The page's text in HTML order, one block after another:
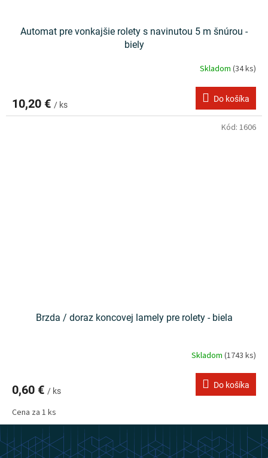
Automat pre vonkajšie rolety s navinutou 5 m šnúrou -
biely
Skladom (34 ks)
10,20 € / ks
Do košíka
Brzda / doraz koncovej lamely pre rolety - biela
Skladom (1743 ks)
0,60 € / ks
Do košíka
Cena za 1 ks
Kód: 1606
Z
á